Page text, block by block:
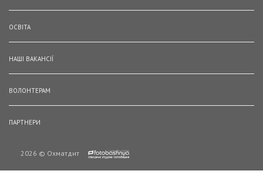
ОСВІТА
НАШІ ВАКАНСІЇ
ВОЛОНТЕРАМ
ПАРТНЕРИ
2026 © Охматдит